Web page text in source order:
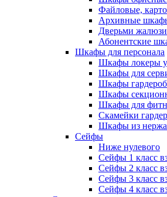
Файловые,
Архивные
Дверьми жалюзи
Абонентские
Шкафы для персонала
Шкафы локеры
Шкафы для
Шкафы
Шкафы
Шкафы для
Скамейки
Шкафы из
Сейфы
Ниже нулевого
Сейфы 1 класс
Сейфы 2 класс
Сейфы 3 класс
Сейфы 4 класс